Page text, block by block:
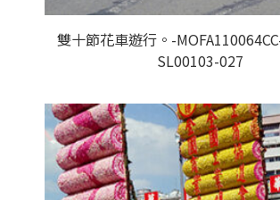
雙十節花車遊行。-
SL00103-027